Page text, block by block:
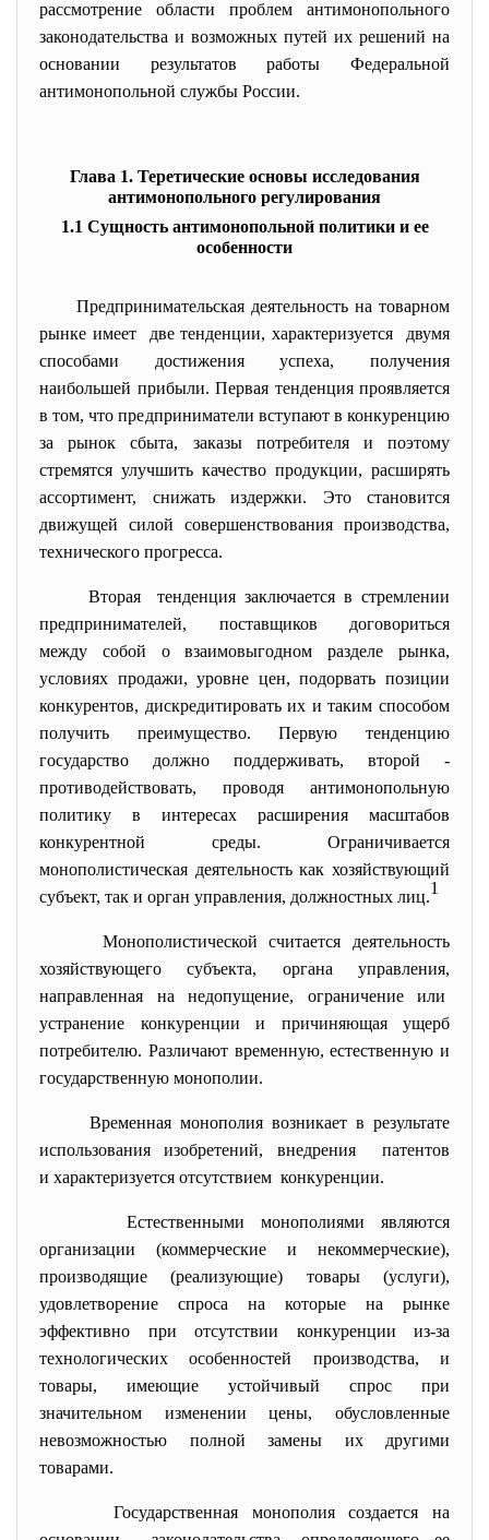
рассмотрение области проблем антимонопольного
законодательства и возможных путей их решений на
основании результатов работы Федеральной
антимонопольной службы России.
Глава 1. Теретические основы исследования
антимонопольного регулирования
1.1 Сущность антимонопольной политики и ее
особенности
Предпринимательская деятельность на товарном
рынке имеет две тенденции, характеризуется двумя
способами достижения успеха, получения
наибольшей прибыли. Первая тенденция проявляется
в том, что предприниматели вступают в конкуренцию
за рынок сбыта, заказы потребителя и поэтому
стремятся улучшить качество продукции, расширять
ассортимент, снижать издержки. Это становится
движущей силой совершенствования производства,
технического прогресса.
Вторая тенденция заключается в стремлении
предпринимателей, поставщиков договориться
между собой о взаимовыгодном разделе рынка,
условиях продажи, уровне цен, подорвать позиции
конкурентов, дискредитировать их и таким способом
получить преимущество. Первую тенденцию
государство должно поддерживать, второй -
противодействовать, проводя антимонопольную
политику в интересах расширения масштабов
конкурентной среды. Ограничивается
монополистическая деятельность как хозяйствующий
субъект, так и орган управления, должностных лиц.1
Монополистической считается деятельность
хозяйствующего субъекта, органа управления,
направленная на недопущение, ограничение или
устранение конкуренции и причиняющая ущерб
потребителю. Различают временную, естественную и
государственную монополии.
Временная монополия возникает врезультате
использования изобретений, внедрения патентов
и характеризуется отсутствием конкуренции.
Естественными монополиями являются
организации (коммерческие и некоммерческие),
производящие (реализующие) товары (услуги),
удовлетворение спроса на которые на рынке
эффективно при отсутствии конкуренции из-за
технологических особенностей производства, и
товары, имеющие устойчивый спрос при
значительном изменении цены, обусловленные
невозможностью полной замены их другими
товарами.
Государственная монополия создается на